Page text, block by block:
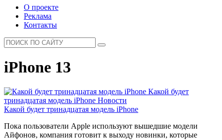
О проекте
Реклама
Контакты
iPhone 13
Какой будет
тринадцатая модель iPhone Новости
Какой будет тринадцатая модель iPhone
Пока пользователи Apple используют вышедшие модели
Айфонов, компания готовит к выходу новинки, которые